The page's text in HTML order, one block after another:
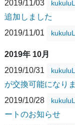
2019/11/03
追加しました
2019/11/01
2019年 10月
2019/10/31
が交換可能になり
2019/10/28
ートのお知らせ